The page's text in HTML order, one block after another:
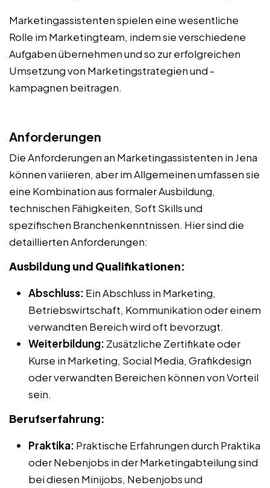
Marketingassistenten spielen eine wesentliche
Rolle im Marketingteam, indem sie verschiedene
Aufgaben übernehmen und so zur erfolgreichen
Umsetzung von Marketingstrategien und -
kampagnen beitragen.
Anforderungen
Die Anforderungen an Marketingassistenten in Jena
können variieren, aber im Allgemeinen umfassen sie
eine Kombination aus formaler Ausbildung,
technischen Fähigkeiten, Soft Skills und
spezifischen Branchenkenntnissen. Hier sind die
detaillierten Anforderungen:
Ausbildung und Qualifikationen:
Abschluss: Ein Abschluss in Marketing,
Betriebswirtschaft, Kommunikation oder einem
verwandten Bereich wird oft bevorzugt.
Weiterbildung: Zusätzliche Zertifikate oder
Kurse in Marketing, Social Media, Grafikdesign
oder verwandten Bereichen können von Vorteil
sein.
Berufserfahrung:
Praktika: Praktische Erfahrungen durch Praktika
oder Nebenjobs in der Marketingabteilung sind
bei diesen Minijobs, Nebenjobs und